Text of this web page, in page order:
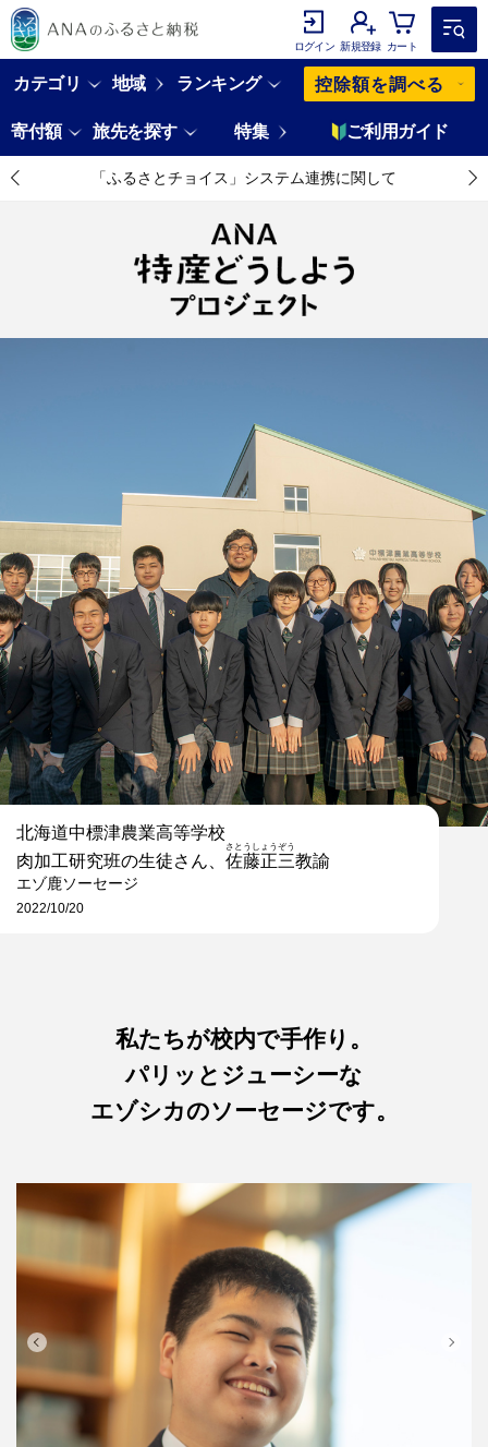
ログイン 新規登録 カート
カテゴリ 地域 ランキング 控除額を調べる
寄付額 旅先を探す 特集 ご利用ガイド
「ふるさとチョイス」システム連携に関して
北海道中標津農業高等学校
肉加工研究班の生徒さん、 佐藤正三
さとうしょうぞう
教諭
エゾ鹿ソーセージ
2022/10/20
私たちが校内で手作り。
パリッとジューシーな
エゾシカのソーセージです。